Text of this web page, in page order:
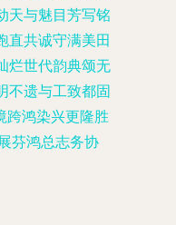
天与魅目芳写铭
直共诚守满美田
烂世代韵典颂无
不遗与工致都固
跨鸿染兴更隆胜
芬鸿总志务协